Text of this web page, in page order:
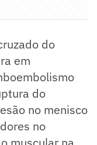
do
em
do
no menisco
no